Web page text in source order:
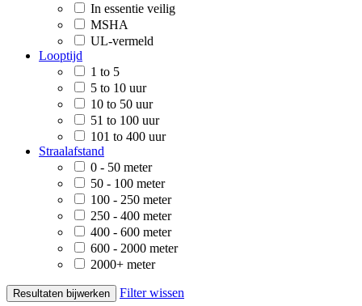
In essentie veilig
MSHA
UL-vermeld
Looptijd
1 to 5
5 to 10 uur
10 to 50 uur
51 to 100 uur
101 to 400 uur
Straalafstand
0 - 50 meter
50 - 100 meter
100 - 250 meter
250 - 400 meter
400 - 600 meter
600 - 2000 meter
2000+ meter
Resultaten bijwerken Filter wissen